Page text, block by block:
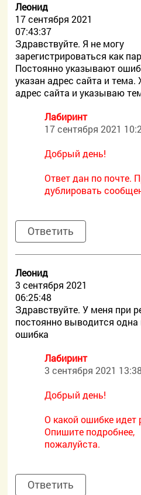
Леонид
17 сентября 2021
07:43:37
Здравствуйте. Я не могу
зарегистрироваться как
Постоянно указывают
указан адрес сайта и тема.
адрес сайта и указываю
Лабиринт
17 сентября 2021
Добрый день!
Ответ дан по почте.
дублировать
Ответить
Леонид
3 сентября 2021
06:25:48
Здравствуйте. У меня при
постоянно выводится одна
ошибка
Лабиринт
3 сентября 2021
Добрый день!
О какой ошибке идет
Опишите подробнее,
пожалуйста.
Ответить